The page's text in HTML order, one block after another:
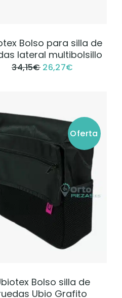
VER PRODUCTO
Bolso para silla de
lateral multibolsillo
34,15€ 26,27€
Oferta
VER PRODUCTO
Bolso silla de
Ubio Grafito